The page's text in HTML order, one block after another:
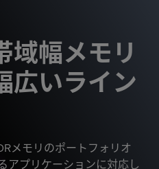
域幅メモリ
広いライン
メモリのポートフォリオ
アプリケーションに対応し